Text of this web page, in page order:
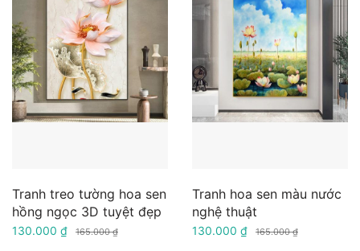
Tranh treo tường hoa sen
hồng ngọc 3D tuyệt đẹp
130.000 ₫ 165.000 ₫
Tranh hoa sen màu nước
nghệ thuật
130.000 ₫ 165.000 ₫